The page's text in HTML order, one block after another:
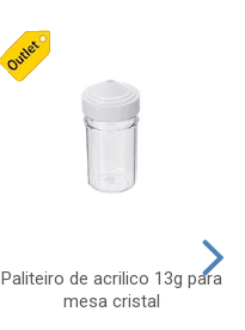
Paliteiro de acrilico 13g para
mesa cristal